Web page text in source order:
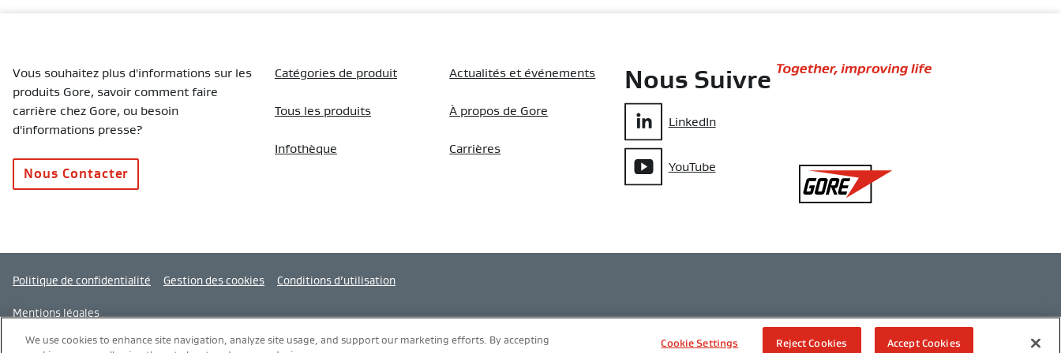
Vous souhaitez plus d'informations sur les
produits Gore, savoir comment faire
carrière chez Gore, ou besoin
d'informations presse?
Nous Contacter
Catégories de produit
Tous les produits
Infothèque
Actualités et événements
À propos de Gore
Carrières
Nous Suivre
LinkedIn
YouTube
Gore
Together,
Politique de confidentialité Gestion des cookies Conditions d’utilisation
Mentions légales
Modern Slavery Act Transparency Statement Copyright 2026 W. L. Gore & Associés S.A.R.L.
We use cookies to enhance site navigation, analyze site usage, and support our marketing efforts. By accepting
Cookie Settings Reject Cookies Accept Cookies